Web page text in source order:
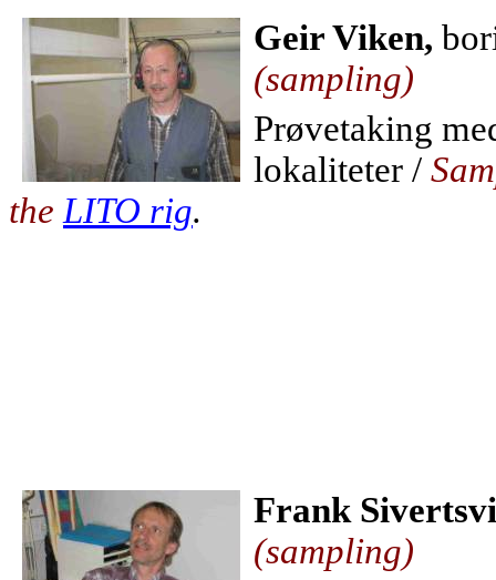
Geir Viken,
(sampling)
Prøvetaking
lokaliteter /
the LITO rig.
Frank
(sampling)